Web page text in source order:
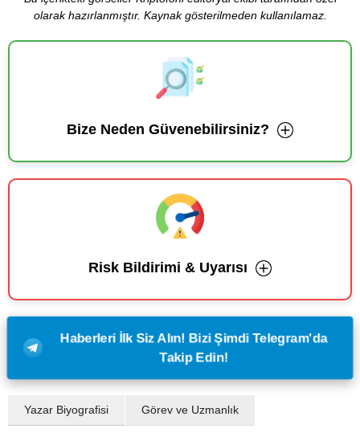
olarak hazırlanmıştır. Kaynak gösterilmeden kullanılamaz.
Bize Neden Güvenebilirsiniz?
Risk Bildirimi & Uyarısı
Haberleri İlk Siz Alın! Bizi Şimdi Telegram'da
Takip Edin!
Yazar Biyografisi Görev ve Uzmanlık